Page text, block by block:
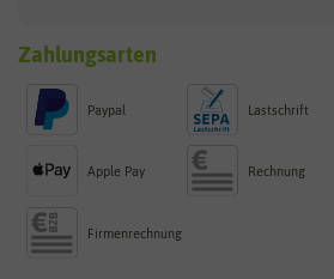
Zahlungsarten
Paypal Lastschrift
Apple Pay Rechnung
Firmenrechnung